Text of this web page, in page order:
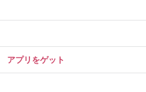
アプリをゲット